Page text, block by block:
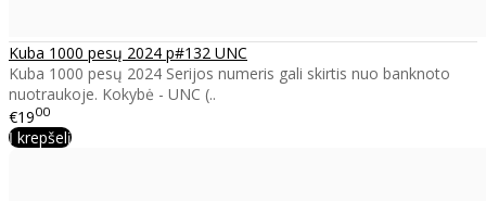
Kuba 1000 pesų 2024 p#132 UNC
Kuba 1000 pesų 2024 Serijos numeris gali skirtis nuo banknoto
nuotraukoje. Kokybė - UNC (..
€1900
Į krepšelį